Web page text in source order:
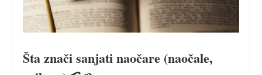
Šta znači sanjati naočare (naočale,